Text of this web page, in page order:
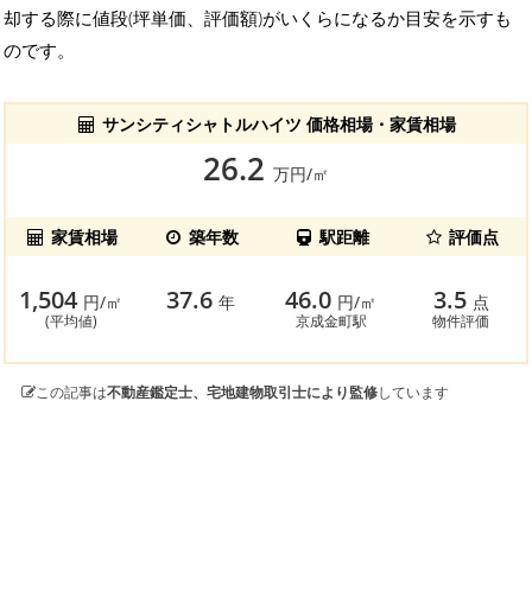
却する際に値段(坪単価、評価額)がいくらになるか目安を示すも
のです。
サンシティシャトルハイツ 価格相場・家賃相場
26.2 万円/㎡
家賃相場 築年数 駅距離 評価点
1,504 円/㎡
(平均値)
37.6年 46.0 円/㎡
京成金町駅
3.5 点
物件評価
この記事は不動産鑑定士、宅地建物取引士により監修しています